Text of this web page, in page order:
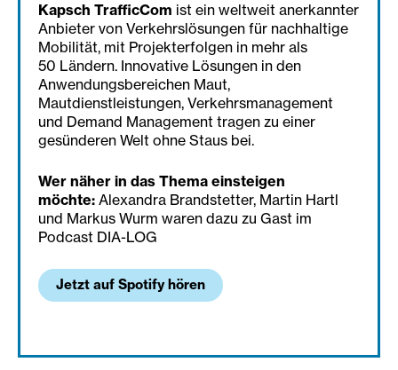
Kapsch TrafficCom ist ein weltweit anerkannter
Anbieter von Verkehrslösungen für nachhaltige
Mobilität, mit Projekterfolgen in mehr als
50 Ländern. Innovative Lösungen in den
Anwendungsbereichen Maut,
Mautdienstleistungen, Verkehrsmanagement
und Demand Management tragen zu einer
gesünderen Welt ohne Staus bei.
Wer näher in das Thema einsteigen
möchte: Alexandra Brandstetter, Martin Hartl
und Markus Wurm waren dazu zu Gast im
Podcast DIA-LOG
Jetzt auf Spotify hören